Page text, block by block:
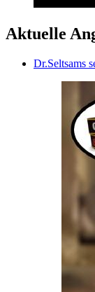
Aktuelle
Dr.Seltsams